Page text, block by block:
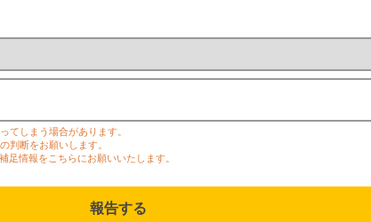
てしまう場合があります。
判断をお願いします。
情報をこちらにお願いいたします。
報告する